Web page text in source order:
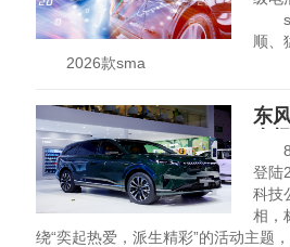
顺、
2026款sma
东
8月
登陆
科技
相，
绕“奕起热爱，派生精彩”的活动主题